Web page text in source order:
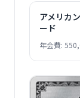
アメリカ
ード
年会費: